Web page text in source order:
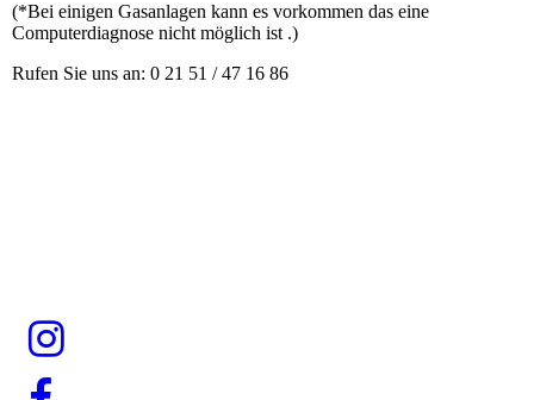
(*Bei einigen Gasanlagen kann es vorkommen das eine
Computerdiagnose nicht möglich ist .)
Rufen Sie uns an: 0 21 51 / 47 16 86